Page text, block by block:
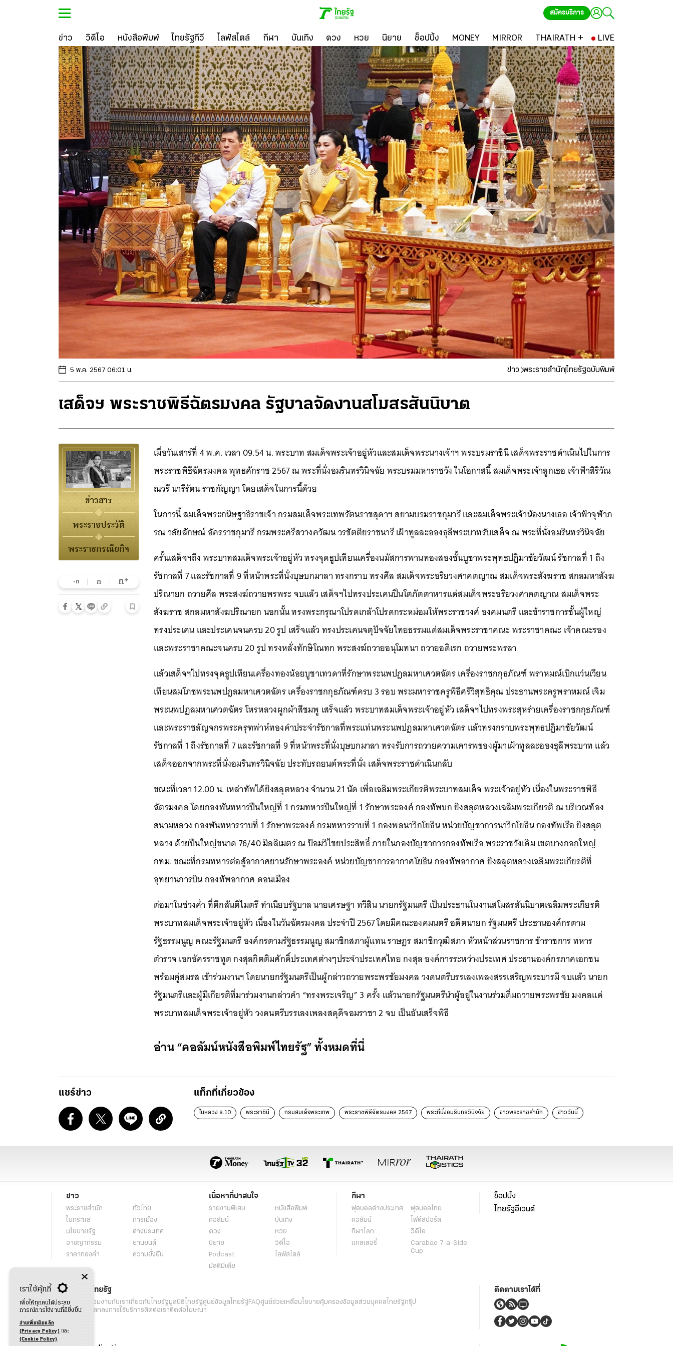
สมัครบริการ
ข่าว วิดีโอ หนังสือพิมพ์ ไทยรัฐทีวี ไลฟ์สไตล์ กีฬา บันเทิง ดวง หวย นิยาย ช็อปปิ้ง MONEY MIRROR THAIRATH + LIVE
5 พ.ค. 2567 06:01 น. ข่าว พระราชสำนักไทยรัฐฉบับพิมพ์
เสด็จฯ พระราชพิธีฉัตรมงคล รัฐบาลจัดงานสโมสรสันนิบาต
ข่าวสาร
พระราชประวัติ
พระราชกรณียกิจ
-ก ก ก+
เมื่อวันเสาร์ที่ 4 พ.ค. เวลา 09.54 น. พระบาท สมเด็จพระเจ้าอยู่หัวและสมเด็จพระนางเจ้าฯ พระบรมราชินี เสด็จพระราชดำเนินไปในการ
พระราชพิธีฉัตรมงคล พุทธศักราช 2567 ณ พระที่นั่งอมรินทรวินิจฉัย พระบรมมหาราชวัง ในโอกาสนี้ สมเด็จพระเจ้าลูกเธอ เจ้าฟ้าสิริวัณ
ณวรี นารีรัตน ราชกัญญา โดยเสด็จในการนี้ด้วย
ในการนี้ สมเด็จพระกนิษฐาธิราชเจ้า กรมสมเด็จพระเทพรัตนราชสุดาฯ สยามบรมราชกุมารี และสมเด็จพระเจ้าน้องนางเธอ เจ้าฟ้าจุฬาภ
รณ วลัยลักษณ์ อัครราชกุมารี กรมพระศรีสวางควัฒน วรขัตติยราชนารี เฝ้าทูลละอองธุลีพระบาทรับเสด็จ ณ พระที่นั่งอมรินทรวินิจฉัย
ครั้นเสด็จฯถึง พระบาทสมเด็จพระเจ้าอยู่หัว ทรงจุดธูปเทียนเครื่องนมัสการพานทองสองชั้นบูชาพระพุทธปฏิมาชัยวัฒน์ รัชกาลที่ 1 ถึง
รัชกาลที่ 7 และรัชกาลที่ 9 ที่หน้าพระที่นั่งบุษบกมาลา ทรงกราบ ทรงศีล สมเด็จพระอริยวงศาคตญาณ สมเด็จพระสังฆราช สกลมหาสังฆ
ปริณายก ถวายศีล พระสงฆ์ถวายพรพระ จบแล้ว เสด็จฯไปทรงประเคนปิ่นโตภัตตาหารแด่สมเด็จพระอริยวงศาคตญาณ สมเด็จพระ
สังฆราช สกลมหาสังฆปริณายก นอกนั้น ทรงพระกรุณาโปรดเกล้าโปรดกระหม่อมให้พระราชวงศ์ องคมนตรี และข้าราชการชั้นผู้ใหญ่
ทรงประเคน และประเคนจนครบ 20 รูป เสร็จแล้ว ทรงประเคนจตุปัจจัยไทยธรรมแด่สมเด็จพระราชาคณะ พระราชาคณะ เจ้าคณะรอง
และพระราชาคณะจนครบ 20 รูป ทรงหลั่งทักษิโณทก พระสงฆ์ถวายอนุโมทนา ถวายอดิเรก ถวายพระพรลา
แล้วเสด็จฯไปทรงจุดธูปเทียนเครื่องทองน้อยบูชาเทวดาที่รักษาพระนพปฎลมหาเศวตฉัตร เครื่องราชกกุธภัณฑ์ พราหมณ์เบิกแว่นเวียน
เทียนสมโภชพระนพปฎลมหาเศวตฉัตร เครื่องราชกกุธภัณฑ์ครบ 3 รอบ พระมหาราชครูพิธีศรีวิสุทธิคุณ ประธานพระครูพราหมณ์ เจิม
พระนพปฎลมหาเศวตฉัตร โหรหลวงผูกผ้าสีชมพู เสร็จแล้ว พระบาทสมเด็จพระเจ้าอยู่หัว เสด็จฯไปทรงพระสุหร่ายเครื่องราชกกุธภัณฑ์
และพระราชลัญจกรพระครุฑพ่าห์ทองคำประจำรัชกาลที่พระแท่นพระนพปฎลมหาเศวตฉัตร แล้วทรงกราบพระพุทธปฏิมาชัยวัฒน์
รัชกาลที่ 1 ถึงรัชกาลที่ 7 และรัชกาลที่ 9 ที่หน้าพระที่นั่งบุษบกมาลา ทรงรับการถวายความเคารพของผู้มาเฝ้าทูลละอองธุลีพระบาท แล้ว
เสด็จออกจากพระที่นั่งอมรินทรวินิจฉัย ประทับรถยนต์พระที่นั่ง เสด็จพระราชดำเนินกลับ
ขณะที่เวลา 12.00 น. เหล่าทัพได้ยิงสลุตหลวง จำนวน 21 นัด เพื่อเฉลิมพระเกียรติพระบาทสมเด็จ พระเจ้าอยู่หัว เนื่องในพระราชพิธี
ฉัตรมงคล โดยกองพันทหารปืนใหญ่ที่ 1 กรมทหารปืนใหญ่ที่ 1 รักษาพระองค์ กองทัพบก ยิงสลุตหลวงเฉลิมพระเกียรติ ณ บริเวณท้อง
สนามหลวง กองพันทหารราบที่ 1 รักษาพระองค์ กรมทหารราบที่ 1 กองพลนาวิกโยธิน หน่วยบัญชาการนาวิกโยธิน กองทัพเรือ ยิงสลุต
หลวง ด้วยปืนใหญ่ขนาด 76/40 มิลลิเมตร ณ ป้อมวิไชยประสิทธิ์ ภายในกองบัญชาการกองทัพเรือ พระราชวังเดิม เขตบางกอกใหญ่
กทม. ขณะที่กรมทหารต่อสู้อากาศยานรักษาพระองค์ หน่วยบัญชาการอากาศโยธิน กองทัพอากาศ ยิงสลุตหลวงเฉลิมพระเกียรติที่
อุทยานการบิน กองทัพอากาศ ดอนเมือง
ต่อมาในช่วงค่ำ ที่ตึกสันติไมตรี ทำเนียบรัฐบาล นายเศรษฐา ทวีสิน นายกรัฐมนตรี เป็นประธานในงานสโมสรสันนิบาตเฉลิมพระเกียรติ
พระบาทสมเด็จพระเจ้าอยู่หัว เนื่องในวันฉัตรมงคล ประจำปี 2567 โดยมีคณะองคมนตรี อดีตนายก รัฐมนตรี ประธานองค์กรตาม
รัฐธรรมนูญ คณะรัฐมนตรี องค์กรตามรัฐธรรมนูญ สมาชิกสภาผู้แทน ราษฎร สมาชิกวุฒิสภา หัวหน้าส่วนราชการ ข้าราชการ ทหาร
ตำรวจ เอกอัครราชทูต กงสุลกิตติมศักดิ์ประเทศต่างๆประจำประเทศไทย กงสุล องค์การระหว่างประเทศ ประธานองค์กรภาคเอกชน
พร้อมคู่สมรส เข้าร่วมงานฯ โดยนายกรัฐมนตรีเป็นผู้กล่าวถวายพระพรชัยมงคล วงดนตรีบรรเลงเพลงสรรเสริญพระบารมี จบแล้ว นายก
รัฐมนตรีและผู้มีเกียรติที่มาร่วมงานกล่าวคำ “ทรงพระเจริญ” 3 ครั้ง แล้วนายกรัฐมนตรีนำผู้อยู่ในงานร่วมดื่มถวายพระพรชัย มงคลแด่
พระบาทสมเด็จพระเจ้าอยู่หัว วงดนตรีบรรเลงเพลงสดุดีจอมราชา 2 จบ เป็นอันเสร็จพิธี
อ่าน “คอลัมน์หนังสือพิมพ์ไทยรัฐ” ทั้งหมดที่นี่
แชร์ข่าว แท็กที่เกี่ยวข้อง
ในหลวง ร.10 พระราชินี กรมสมเด็จพระเทพ พระราชพิธีฉัตรมงคล 2567 พระที่นั่งอมรินทรวินิจฉัย ข่าวพระราชสำนัก ข่าววันนี้
ข่าว
พระราชสำนัก
ทั่วไทย
ในกระแส
การเมือง
นโยบายรัฐ
ต่างประเทศ
อาชญากรรม
ยานยนต์
ราคาทองคำ
ความยั่งยืน
เนื้อหาที่น่าสนใจ
รายงานพิเศษ
หนังสือพิมพ์
คอลัมน์
บันเทิง
ดวง
หวย
นิยาย
วิดีโอ
Podcast
ไลฟ์สไตล์
มัลติมีเดีย
กีฬา
ฟุตบอลต่่างประเทศ
ฟุตบอลไทย
คอลัมน์
ไฟต์สปอร์ต
กีฬาโลก
วิดีโอ
แกลเลอรี่
Carabao 7-a-Side
Cup
ช็อปปิ้ง
ไทยรัฐอีเวนต์
เกี่ยวกับไทยรัฐ
กิจกรรม ร่วมงานกับเราเกี่ยวกับไทยรัฐมูลนิธิไทยรัฐศูนย์ข้อมูลไทยรัฐFAQศูนย์ช่วยเหลือนโยบายคุ้มครองข้อมูลส่วนบุคคลไทยรัฐกรุ๊ป
เงื่อนไขข้อตกลงการใช้บริการติดต่อเราติดต่อโฆษณา
ติดตามเราได้ที่
เราใช้คุ้กกี้
เพื่อให้ทุกคนได้ประสบ
การณ์การใช้งานที่ดียิ่งขึ้น
อ่านเพิ่มเติมคลิก
(Privacy Policy) และ
(Cookie Policy)